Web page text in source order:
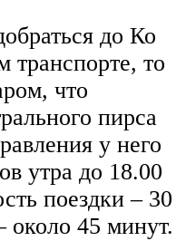
до Ко
транспорте, то
что
пирса
у него
утра до 18.00
поездки – 30
около 45 минут.